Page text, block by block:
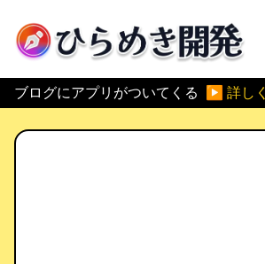
ひらめき開発
ブログにアプリがついてくる ▶ 詳しく